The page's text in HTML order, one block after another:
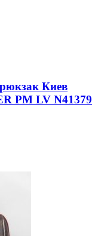
Киев
PM LV N41379